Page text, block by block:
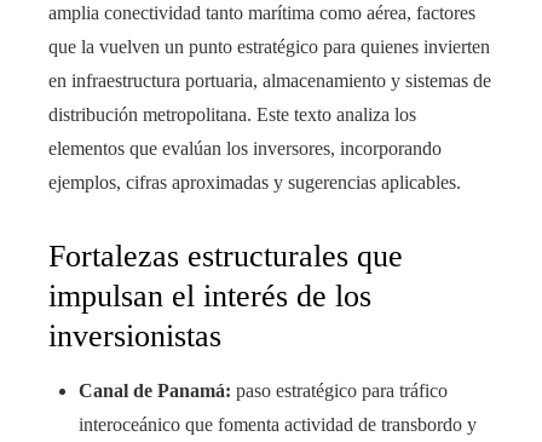
amplia conectividad tanto marítima como aérea, factores
que la vuelven un punto estratégico para quienes invierten
en infraestructura portuaria, almacenamiento y sistemas de
distribución metropolitana. Este texto analiza los
elementos que evalúan los inversores, incorporando
ejemplos, cifras aproximadas y sugerencias aplicables.
Fortalezas estructurales que
impulsan el interés de los
inversionistas
Canal de Panamá: paso estratégico para tráfico
interoceánico que fomenta actividad de transbordo y